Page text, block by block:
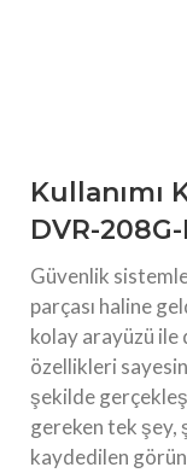
Kullanımı
DVR-
Güvenlik
parçası haline
kolay arayüzü ile
özellikleri
şekilde
gereken tek
kaydedilen